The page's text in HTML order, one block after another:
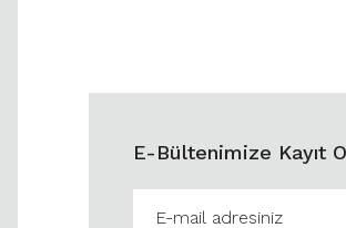
E-Bültenimize Kayıt